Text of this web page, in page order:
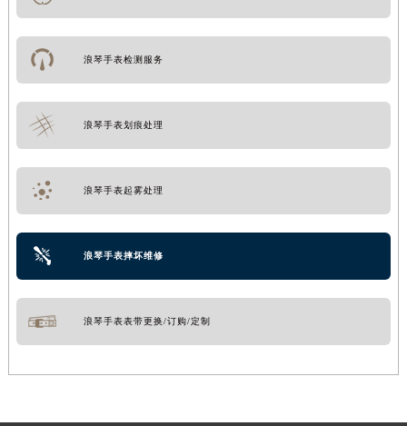
浪琴手表检测服务
浪琴手表划痕处理
浪琴手表起雾处理
浪琴手表摔坏维修
浪琴手表表带更换/订购/定制